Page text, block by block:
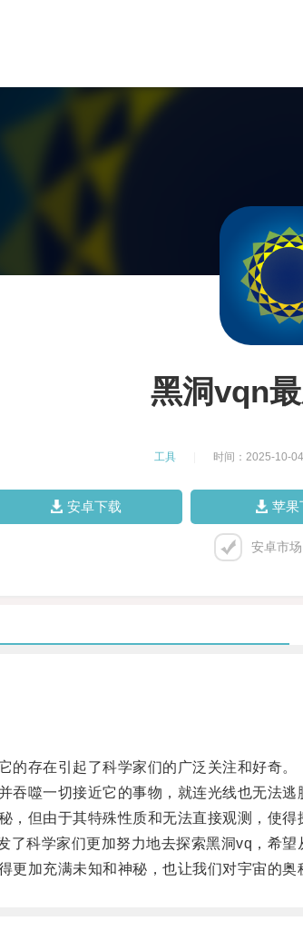
黑洞vqn
工具 时间：2025-10-04
安卓下载 苹果
安卓市
存在引起了科学家们的广泛关注和好奇。
噬一切接近它的事物，就连光线也无法逃
但由于其特殊性质和无法直接观测，使得
科学家们更加努力地去探索黑洞vq，希望
加充满未知和神秘，也让我们对宇宙的奥